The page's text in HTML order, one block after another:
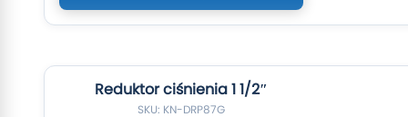
Reduktor ciśnienia 1 1/2″
SKU: KN-DRP87G